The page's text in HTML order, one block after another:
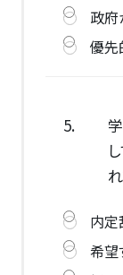
政府
優先
5.
内定
希望